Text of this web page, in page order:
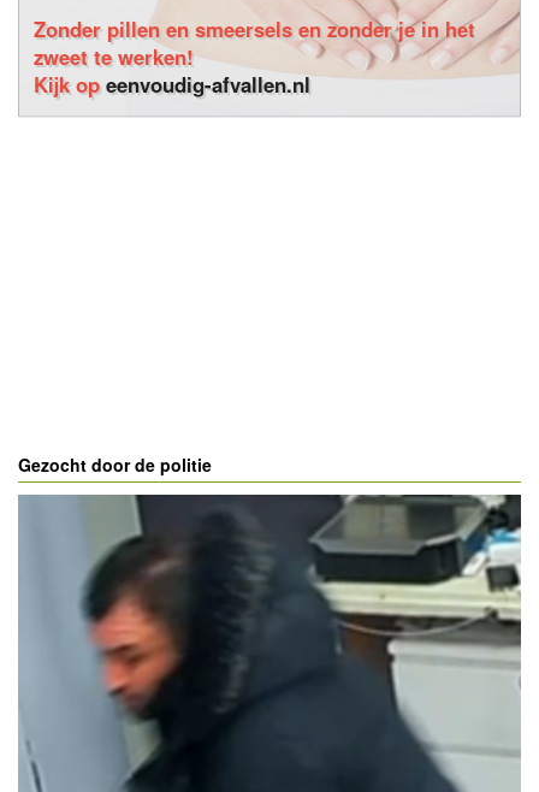
Zonder pillen en smeersels en zonder je in het
zweet te werken!
Kijk opeenvoudig-afvallen.nl
Gezocht door de politie